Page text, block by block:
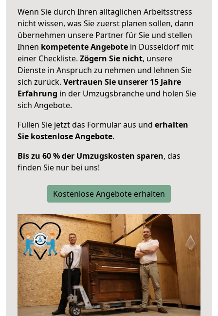
Wenn Sie durch Ihren alltäglichen Arbeitsstress
nicht wissen, was Sie zuerst planen sollen, dann
übernehmen unsere Partner für Sie und stellen
Ihnen kompetente Angebote in Düsseldorf mit
einer Checkliste. Zögern Sie nicht, unsere
Dienste in Anspruch zu nehmen und lehnen Sie
sich zurück. Vertrauen Sie unserer 15 Jahre
Erfahrung in der Umzugsbranche und holen Sie
sich Angebote.
Füllen Sie jetzt das Formular aus und erhalten
Sie kostenlose Angebote.
Bis zu 60 % der Umzugskosten sparen, das
finden Sie nur bei uns!
Kostenlose Angebote erhalten